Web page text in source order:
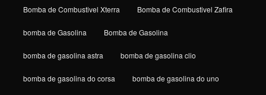
Bomba de Combustivel Xterra Bomba de Combustivel Zafira
bomba de Gasolina Bomba de Gasolina
bomba de gasolina astra bomba de gasolina clio
bomba de gasolina do corsa bomba de gasolina do uno